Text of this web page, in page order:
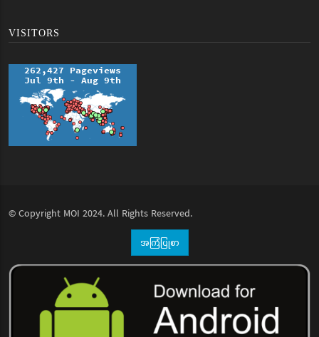
VISITORS
© Copyright MOI 2024. All Rights Reserved.
အကြံပြုစာ